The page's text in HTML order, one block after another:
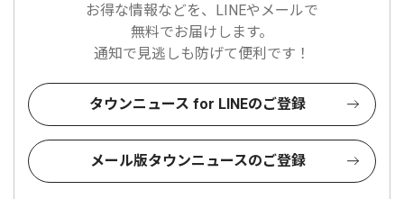
お得な情報などを、LINEやメールで
無料でお届けします。
通知で見逃しも防げて便利です！
タウンニュース for LINEのご登録
メール版タウンニュースのご登録